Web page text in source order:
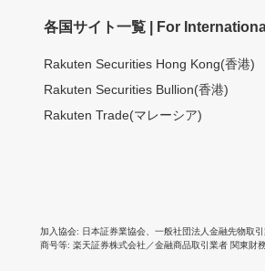
各国サイト一覧 | For
Rakuten Securities Hong Kong(香港)
Rakuten Securities Bullion(香港)
Rakuten Trade(マレーシア)
加入協会 日本証券業協会 一般社団法人金融先物取
商号等 楽天証券株式会社／金融商品取引業者 関東財